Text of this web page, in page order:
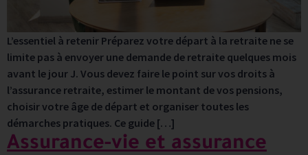
L’essentiel à retenir Préparez votre départ à la retraite ne se
limite pas à envoyer une demande de retraite quelques mois
avant le jour J. Vous devez faire le point sur vos droits à
l’assurance retraite, estimer le montant de vos pensions,
choisir votre âge de départ et organiser toutes les
démarches pratiques. Ce guide […]
Assurance-vie et assurance